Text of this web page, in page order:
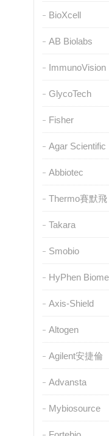
BioXcell
AB Biolabs
ImmunoVision
GlycoTech
Fisher
Agar Scientific
Abbiotec
Thermo賽默飛
Takara
Smobio
HyPhen
Axis-Shield
Altogen
Agilent安捷倫
Advansta
Mybiosource